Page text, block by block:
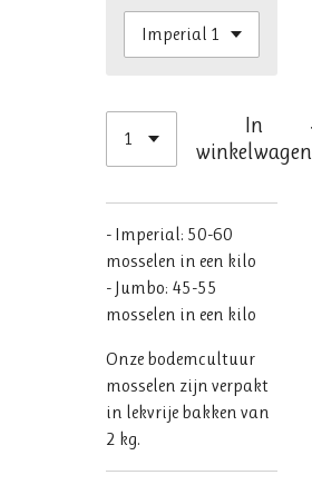
In
winkelwagen
- Imperial: 50-60
mosselen in een kilo
- Jumbo: 45-55
mosselen in een kilo
Onze bodemcultuur
mosselen zijn verpakt
in lekvrije bakken van
2 kg.